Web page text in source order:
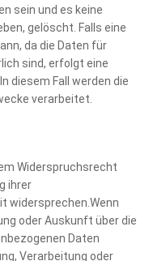
sein und es keine
gelöscht. Falls eine
da die Daten für
sind, erfolgt eine
diesem Fall werden die
verarbeitet.
Widerspruchsrecht
ihrer
widersprechen.Wenn
oder Auskunft über die
Daten
Verarbeitung oder